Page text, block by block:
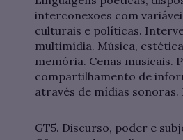
interconexões com
culturais e políticas.
multimídia. Música,
memória. Cenas musicais.
compartilhamento de
através de mídias sonoras.
GT5. Discurso, poder e